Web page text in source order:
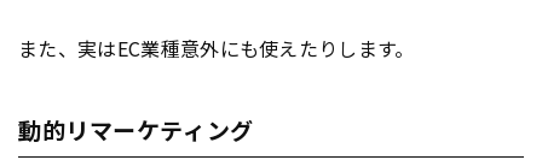
また、実はEC業種意外にも使えたりします。
動的リマーケティング